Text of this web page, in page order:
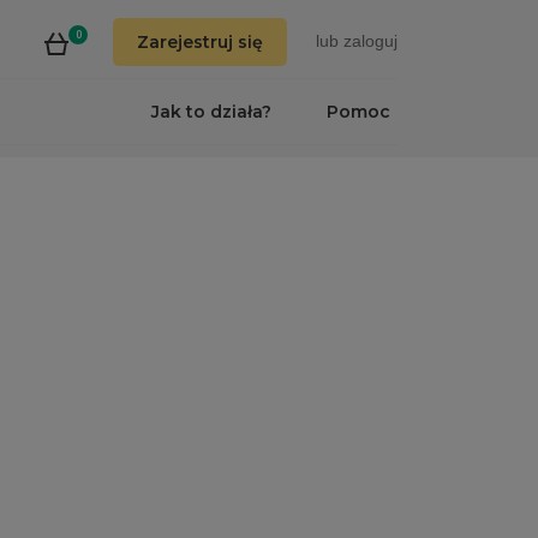
0 Zarejestruj się lub zaloguj
Pomoc
Jak to działa?